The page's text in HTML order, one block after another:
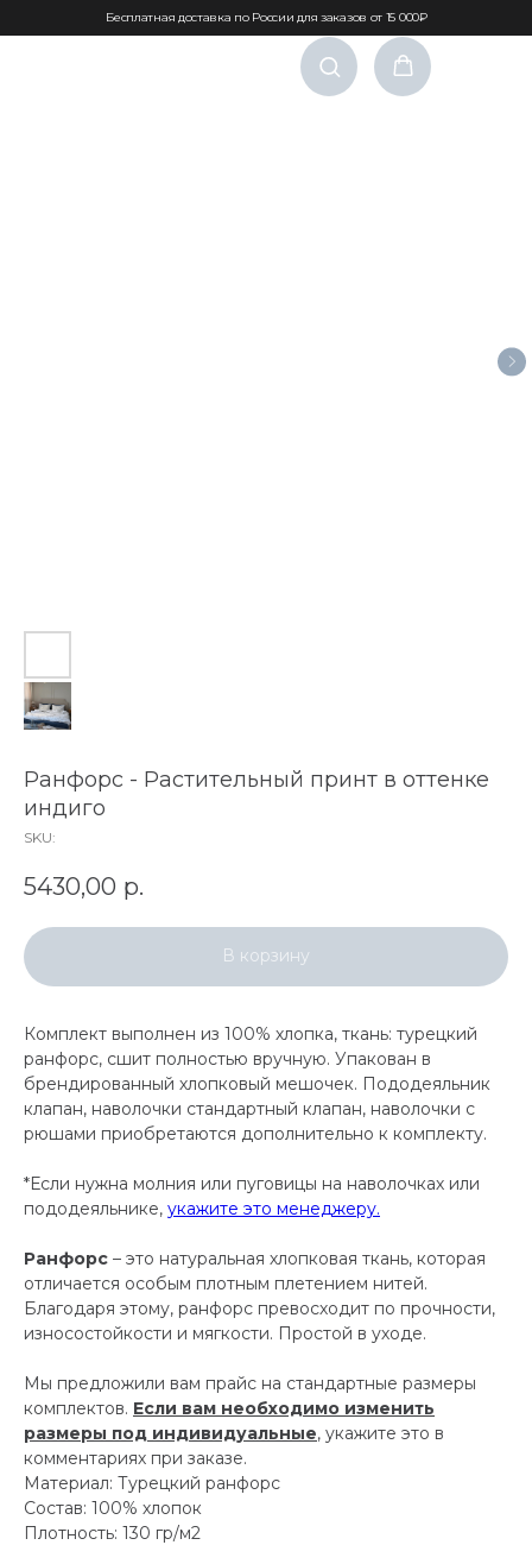
Бесплатная доставка по России для заказов от 15 000₽
Ранфорс - Растительный принт в оттенке
индиго
SKU:
5430,00 р.
В корзину
Комплект выполнен из 100% хлопка, ткань: турецкий
ранфорс, сшит полностью вручную. Упакован в
брендированный хлопковый мешочек. Пододеяльник
клапан, наволочки стандартный клапан, наволочки с
рюшами приобретаются дополнительно к комплекту.
*Если нужна молния или пуговицы на наволочках или
пододеяльнике, укажите это менеджеру.
Ранфорс – это натуральная хлопковая ткань, которая
отличается особым плотным плетением нитей.
Благодаря этому, ранфорс превосходит по прочности,
износостойкости и мягкости. Простой в уходе.
Мы предложили вам прайс на стандартные размеры
комплектов. Если вам необходимо изменить
размеры под индивидуальные, укажите это в
комментариях при заказе.
Материал: Турецкий ранфорс
Состав: 100% хлопок
Плотность: 130 гр/м2